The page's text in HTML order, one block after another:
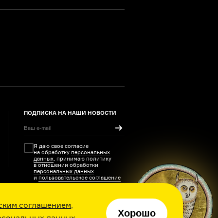
соглашением,
Хорошо
ПОДПИСКА НА НАШИ НОВОСТИ
Я даю свое согласие
на обработку персональных
данных, принимаю политику
в отношении обработки
персональных данных
и пользовательское соглашение